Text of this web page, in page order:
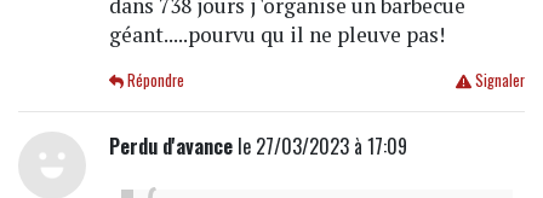
dans 738 jours j 'organise un barbecue
géant.....pourvu qu il ne pleuve pas!
Signaler
Répondre
Perdu d'avancele 27/03/2023 à 17:09